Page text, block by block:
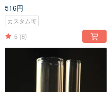
しくカスタマイズされていま
す。
516円
カスタム可
5 (8)